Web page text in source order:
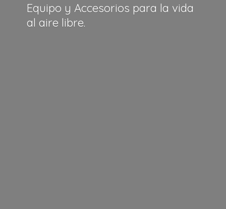
Equipo y Accesorios para la vida
al aire libre.